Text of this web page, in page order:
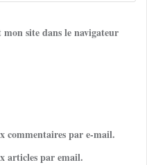
site dans le navigateur
commentaires par e-mail.
articles par email.